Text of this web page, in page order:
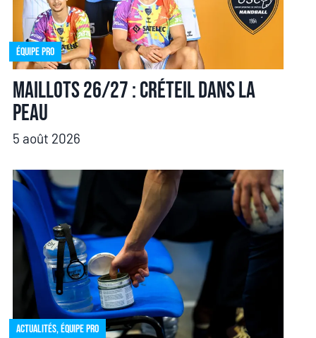
Équipe pro
Maillots 26/27 : Créteil dans la
peau
5 août 2026
Actualités,Équipe pro